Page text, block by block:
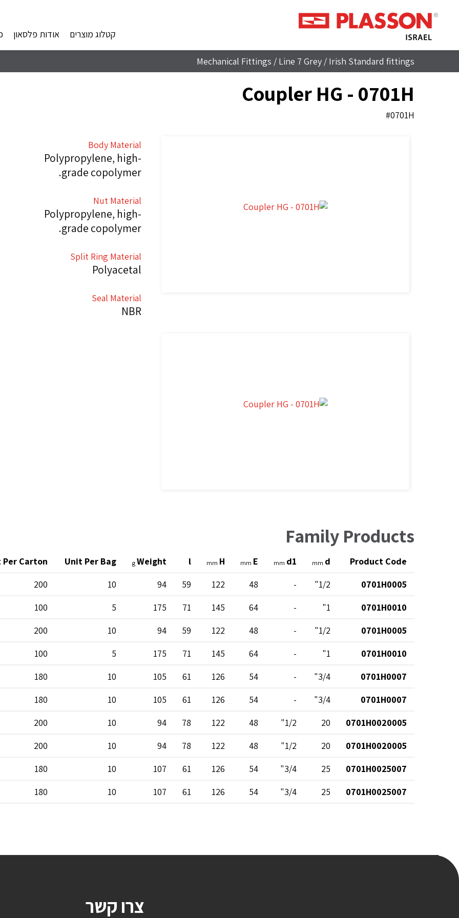
קטלוג מוצרים אודות פלסאון
Mechanical Fittings / Line 7 Grey / Irish Standard fittings
Coupler HG - 0701H
#0701H
Body Material
Polypropylene, high-
grade copolymer.
Nut Material
Polypropylene, high-
grade copolymer.
Split Ring Material
Polyacetal
Seal Material
NBR
Family Products
Product Code
d
mm
d1
mm
E
mm
H
mm
l
Weight
g
Unit Per Bag
Carton
0701H0005
1/2"
-
48
122
59
94
10
200
0701H0010
1"
-
64
145
71
175
5
100
0701H0005
1/2"
-
48
122
59
94
10
200
0701H0010
1"
-
64
145
71
175
5
100
0701H0007
3/4"
-
54
126
61
105
10
180
0701H0007
3/4"
-
54
126
61
105
10
180
0701H0020005
20
1/2"
48
122
78
94
10
200
0701H0020005
20
1/2"
48
122
78
94
10
200
0701H0025007
25
3/4"
54
126
61
107
10
180
0701H0025007
25
3/4"
54
126
61
107
10
180
צרו קשר